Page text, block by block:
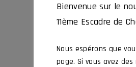
Bienvenue sur le
11ème Escadre de
Nous espérons que
page. Si vous avez